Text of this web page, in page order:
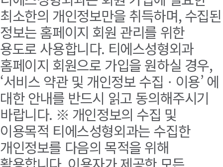
최소한의 개인정보만을 취득하며, 수집된
정보는 홈페이지 회원 관리를 위한
용도로 사용합니다. 티에스성형외과
홈페이지 회원으로 가입을 원하실 경우,
‘서비스 약관 및 개인정보 수집ㆍ이용’ 에
대한 안내를 반드시 읽고 동의해주시기
바랍니다. ※ 개인정보의 수집 및
이용목적 티에스성형외과는 수집한
개인정보를 다음의 목적을 위해